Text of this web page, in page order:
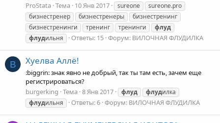
ProStata Тема 10 Янв 2017 sureone
sureone.pro
бизнестренер
бизнестренеры
бизнестренинг
бизнестренинги
тренинг тренинги
флуд
флудильня Ответы: 15 Форум: ВИЛОЧНАЯ ФЛУДИЛКА
B Хуелва Аллё!
:biggrin: знак явно не добрый, так ты там есть, зачем еще
регистрироваться?
burgerking Тема 8 Янв 2017 флуд флудилка
флудильня Ответы: 6 Форум: ВИЛОЧНАЯ ФЛУДИЛКА